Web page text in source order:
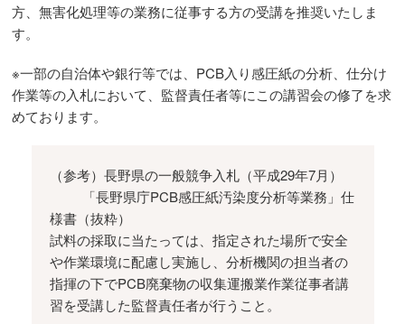
方、無害化処理等の業務に従事する方の受講を推奨いたしま
す。
※一部の自治体や銀行等では、PCB入り感圧紙の分析、仕分け
作業等の入札において、監督責任者等にこの講習会の修了を求
めております。
（参考）長野県の一般競争入札（平成29年7月）
「長野県庁PCB感圧紙汚染度分析等業務」仕
様書（抜粋）
試料の採取に当たっては、指定された場所で安全
や作業環境に配慮し実施し、分析機関の担当者の
指揮の下でPCB廃棄物の収集運搬業作業従事者講
習を受講した監督責任者が行うこと。